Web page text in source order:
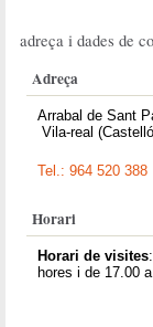
adreça i dades de
Adreça
Arrabal de Sant
Vila-real
Tel.: 964 520 388
Horari
Horari de visites
hores i de 17.00